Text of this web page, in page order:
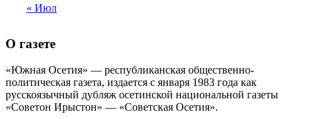
« Июл
О газете
«Южная Осетия» — республиканская общественно-
политическая газета, издается с января 1983 года как
русскоязычный дубляж осетинской национальной газеты
«Советон Ирыстон» — «Советская Осетия».